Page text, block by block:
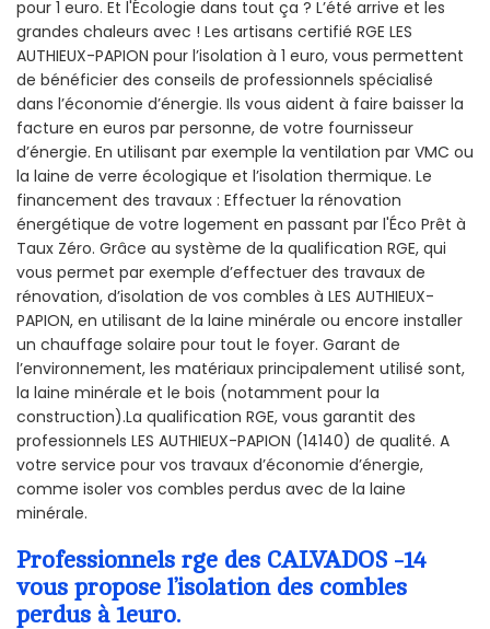
pour 1 euro. Et l'Écologie dans tout ça ? L’été arrive et les
grandes chaleurs avec ! Les artisans certifié RGE LES
AUTHIEUX-PAPION pour l’isolation à 1 euro, vous permettent
de bénéficier des conseils de professionnels spécialisé
dans l’économie d’énergie. Ils vous aident à faire baisser la
facture en euros par personne, de votre fournisseur
d’énergie. En utilisant par exemple la ventilation par VMC ou
la laine de verre écologique et l’isolation thermique. Le
financement des travaux : Effectuer la rénovation
énergétique de votre logement en passant par l'Éco Prêt à
Taux Zéro. Grâce au système de la qualification RGE, qui
vous permet par exemple d’effectuer des travaux de
rénovation, d’isolation de vos combles à LES AUTHIEUX-
PAPION, en utilisant de la laine minérale ou encore installer
un chauffage solaire pour tout le foyer. Garant de
l’environnement, les matériaux principalement utilisé sont,
la laine minérale et le bois (notamment pour la
construction).La qualification RGE, vous garantit des
professionnels LES AUTHIEUX-PAPION (14140) de qualité. A
votre service pour vos travaux d’économie d’énergie,
comme isoler vos combles perdus avec de la laine
minérale.
Professionnels rge des CALVADOS -14
vous propose l’isolation des combles
perdus à 1euro.